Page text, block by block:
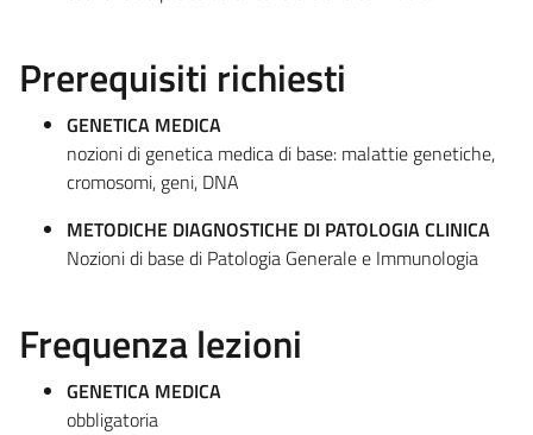
Prerequisiti richiesti
GENETICA MEDICA
nozioni di genetica medica di base: malattie genetiche,
cromosomi, geni, DNA
METODICHE DIAGNOSTICHE DI PATOLOGIA CLINICA
Nozioni di base di Patologia Generale e Immunologia
Frequenza lezioni
GENETICA MEDICA
obbligatoria